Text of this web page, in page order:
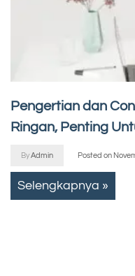
Pengertian dan
Ringan, Penting
ByAdmin Posted on
Selengkapnya »